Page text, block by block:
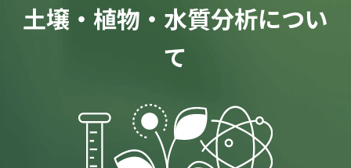
土壌・植物・水質分析につい
て